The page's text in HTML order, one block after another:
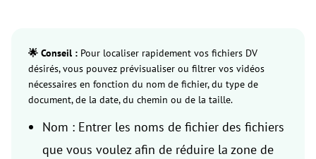
🌟 Conseil : Pour localiser rapidement vos fichiers DV
désirés, vous pouvez prévisualiser ou filtrer vos vidéos
nécessaires en fonction du nom de fichier, du type de
document, de la date, du chemin ou de la taille.
Nom : Entrer les noms de fichier des fichiers
que vous voulez afin de réduire la zone de